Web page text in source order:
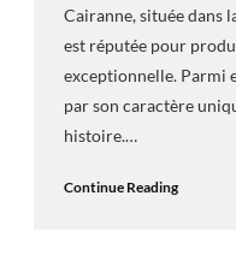
Cairanne, située dans
est réputée pour
exceptionnelle. Parmi
par son caractère
histoire.…
Continue Reading